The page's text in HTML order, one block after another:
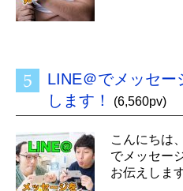
LINE＠でメッセー
します！
(6,560pv)
こんにちは
でメッセー
お伝えしま